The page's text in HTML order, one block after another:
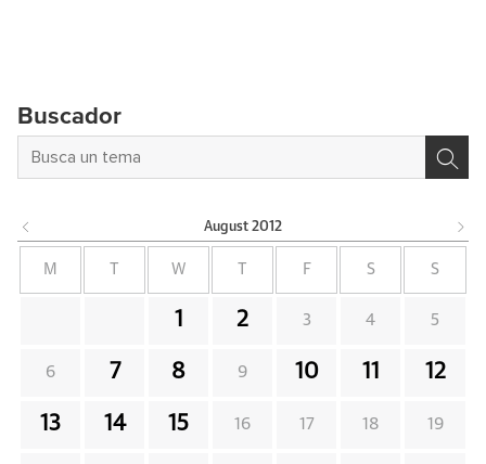
Buscador
August 2012
M W F S S
1 2 3 4 5
6 7 8 9 10 11 12
13 14 15 16 17 18 19